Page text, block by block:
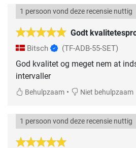
Godt
1 persoon vond deze recensie nuttig
Bitsch (TF-ADB-55-SET)
God kvalitet og meget nem at
intervaller
Behulpzaam • Niet behulpzaam
1 persoon vond deze recensie nuttig